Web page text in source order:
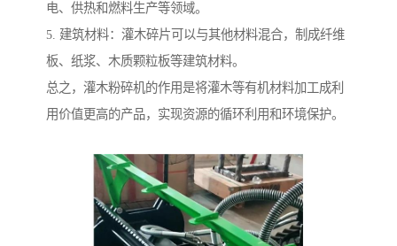
电、供热和燃料生产等领域。
5. 建筑材料：灌木碎片可以与其他材料混合，制成纤维
板、纸浆、木质颗粒板等建筑材料。
总之，灌木粉碎机的作用是将灌木等有机材料加工成利
用价值更高的产品，实现资源的循环利用和环境保护。